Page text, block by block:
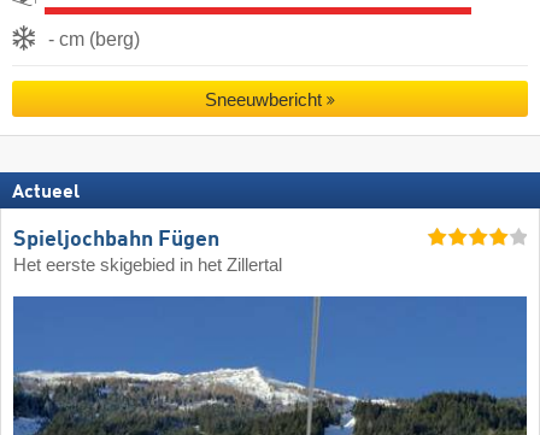
- cm (berg)
Sneeuwbericht
Actueel
Spieljochbahn Fügen
Het eerste skigebied in het Zillertal